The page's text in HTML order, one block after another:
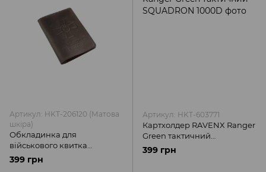
Артикул: HKT-206120 (Матова
шкіра)
Обкладинка для
військового квитка
(коричнева) — шкіряний
захист документа
399 грн
Артикул: HKT-603771
Картхолдер RAVENX Ranger
Green тактичний
SQUADRON 1000D
399 грн